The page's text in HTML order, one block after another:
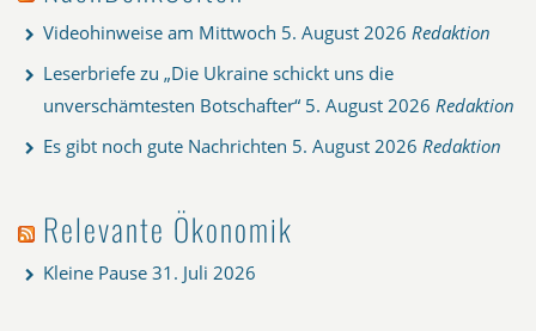
Videohinweise am Mittwoch 5. August 2026 Redaktion
Leserbriefe zu „Die Ukraine schickt uns die
unverschämtesten Botschafter“ 5. August 2026 Redaktion
Es gibt noch gute Nachrichten 5. August 2026 Redaktion
Relevante Ökonomik
Kleine Pause 31. Juli 2026